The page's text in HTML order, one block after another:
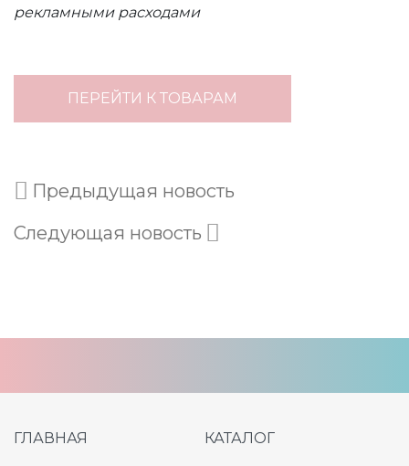
рекламными расходами
ПЕРЕЙТИ К ТОВАРАМ
Предыдущая новость
Следующая новость
ГЛАВНАЯ КАТАЛОГ